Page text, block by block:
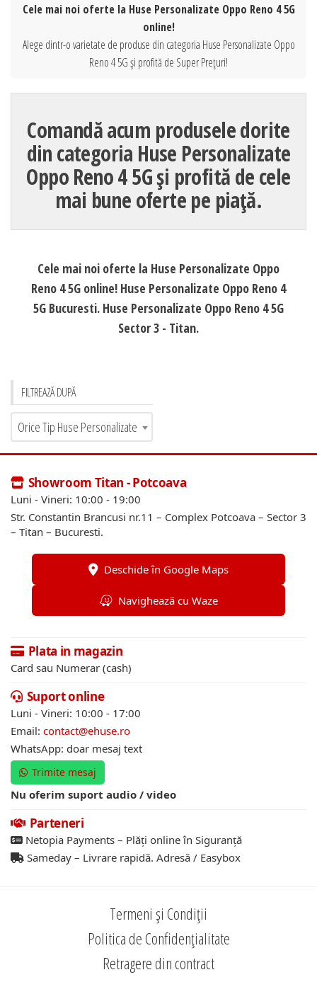
Cele mai noi oferte la Huse Personalizate Oppo Reno 4 5G
online!
Alege dintr-o varietate de produse din categoria Huse Personalizate Oppo
Reno 4 5G și profită de Super Prețuri!
Comandă acum produsele dorite
din categoria Huse Personalizate
Oppo Reno 4 5G și profită de cele
mai bune oferte pe piață.
Cele mai noi oferte la Huse Personalizate Oppo
Reno 4 5G online! Huse Personalizate Oppo Reno 4
5G Bucuresti. Huse Personalizate Oppo Reno 4 5G
Sector 3 - Titan.
FILTREAZĂ DUPĂ
Orice Tip Huse Personalizate
Showroom Titan - Potcoava
Luni - Vineri: 10:00 - 19:00
Str. Constantin Brancusi nr.11 – Complex Potcoava – Sector 3
– Titan – Bucuresti.
Deschide în Google Maps
Navighează cu Waze
Plata in magazin
Card sau Numerar (cash)
Suport online
Luni - Vineri: 10:00 - 17:00
Email: contact@ehuse.ro
WhatsApp: doar mesaj text
Trimite mesaj
Nu oferim suport audio / video
Parteneri
Netopia Payments – Plăți online în Siguranță
Sameday – Livrare rapidă. Adresă / Easybox
Termeni și Condiții
Politica de Confidențialitate
Retragere din contract